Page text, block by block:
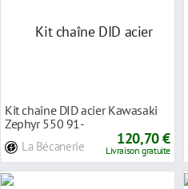
Kit chaîne DID acier Kawasaki
Zephyr 550 91-
La Bécanerie 120,70 €
Livraison gratuite